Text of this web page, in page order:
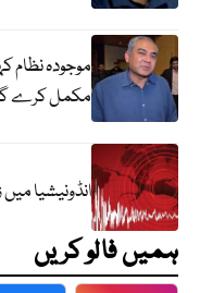
موجودہ نظام
مکمل کرے
انڈونیشیا
ہمیں فالو کریں